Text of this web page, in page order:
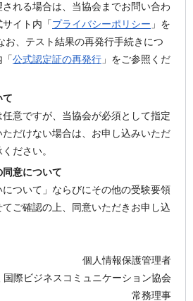
れる場合は、当協会までお問い合わ
イト内「プライバシーポリシー 」を
お、テスト結果の再発行手続きにつ
公式認定証の再発行 」をご参照くだ
て
意ですが、当協会が必須として指定
ただけない場合は、お申し込みいただ
ださい。
意について
について」ならびにその他の受験要領
ご確認の上、同意いただきお申し込
個人情報保護管理者
国際ビジネスコミュニケーション協会
常務理事